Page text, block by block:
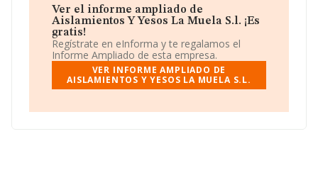
exteriores.
La empresa española
Aislamientos y Yesos La Muela
, con NIF B73443160, se encuentra en Carretera
Alguazas Km 15, (30190), en el municipio de Albudeite,
Murcia.
Con los datos a disposición de INFORMA sobre 231.218
facturación asciende a 29.817 millones de euros y se
Ver el informe ampliado de
Aislamientos Y Yesos La Muela S.l. ¡Es
gratis!
Regístrate en eInforma y te regalamos el
Informe Ampliado de esta empresa.
VER INFORME AMPLIADO DE
AISLAMIENTOS Y YESOS LA MUELA S.L.